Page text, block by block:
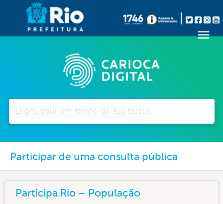
Participar de uma consulta pública
Participa.Rio – População